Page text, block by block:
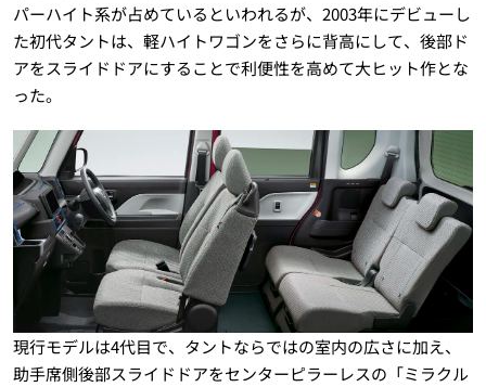
パーハイト系が占めているといわれるが、2003年にデビューし
た初代タントは、軽ハイトワゴンをさらに背高にして、後部ド
アをスライドドアにすることで利便性を高めて大ヒット作とな
った。
現行モデルは4代目で、タントならではの室内の広さに加え、
助手席側後部スライドドアをセンターピラーレスの「ミラクル